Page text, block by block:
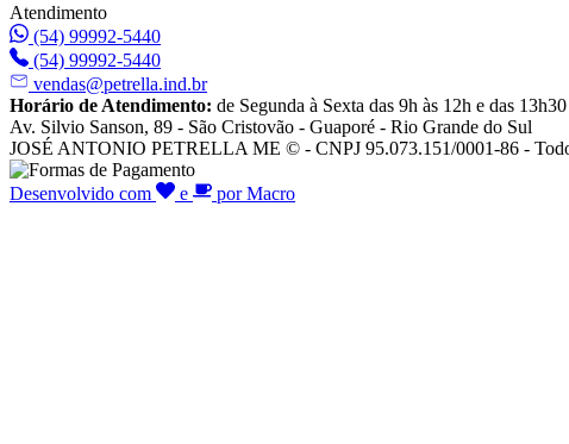
Atendimento
(54) 99992-5440
(54) 99992-5440
vendas@petrella.ind.br
Horário de Atendimento: de Segunda à Sexta das 9h às 12h e das
Av. Silvio Sanson, 89 - São Cristovão - Guaporé - Rio Grande do Sul
JOSÉ ANTONIO PETRELLA ME © - CNPJ 95.073.151/0001-86 -
Desenvolvido com e por Macro